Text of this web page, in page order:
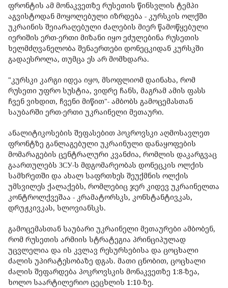
ფრონტის ამ მონაკვეთზე რუსეთის წინსვლის ტემპი
აგვისტოდან მოყოლებული იზრდება - კურსკის ოლქში
უკრაინის შეიარაღებული ძალების მიერ წამოწყებული
იერიშის ერთ-ერთი მიზანი იყო ეძულებინა რუსეთის
ხელმძღვანელობა შენაერთები დონეცკიდან კურსკში
გადაესროლა, თუმცა ეს არ მომხდარა.
"კურსკი კარგი იდეა იყო, მსოფლიომ დაინახა, რომ
რუსეთი უფრო სუსტია, ვიდრე ჩანს, მაგრამ ამის ფასს
ჩვენ ვიხდით, ჩვენი მიწით"- ამბობს გამოცემასთან
საუბარში ერთ-ერთი უკრაინელი მეთაური.
ანალიტიკოსების შეფასებით პოკროვსკი აღმოსავლეთ
ფრონტზე განლაგებული უკრაინული დანაყოფების
მომარაგების ცენტრალური კვანძია, რომლის დაკარგვაც
გაართულებს ЗСУ-ს მდგომარეობას დონეცკის ოლქის
სამხრეთში და ახალ საფრთხეს შეუქმნის ოლქის
უმსვილეს ქალაქებს, რომლებიც ჯერ კიდევ უკრაინელთა
კონტროლქვეშაა - კრამატორსკს, კონსტანტივკას,
დრუჟკივკას, სლოვიანსკს.
გამოცემასთან საუბარი უკრაინელი მეთაურები ამბობენ,
რომ რუსეთის არმიის სტრატეგია პრინციპულად
უცვლელია და ის კვლავ რესურსებისა და ცოცხალი
ძალის უპირატესობაზე დგას. მათი ცნობით, ცოცხალი
ძალის შეფარდება პოკროვსკის მონაკვეთზე 1:8-ზეა,
ხოლო საარტილერიო ცეცხლის 1:10-ზე.